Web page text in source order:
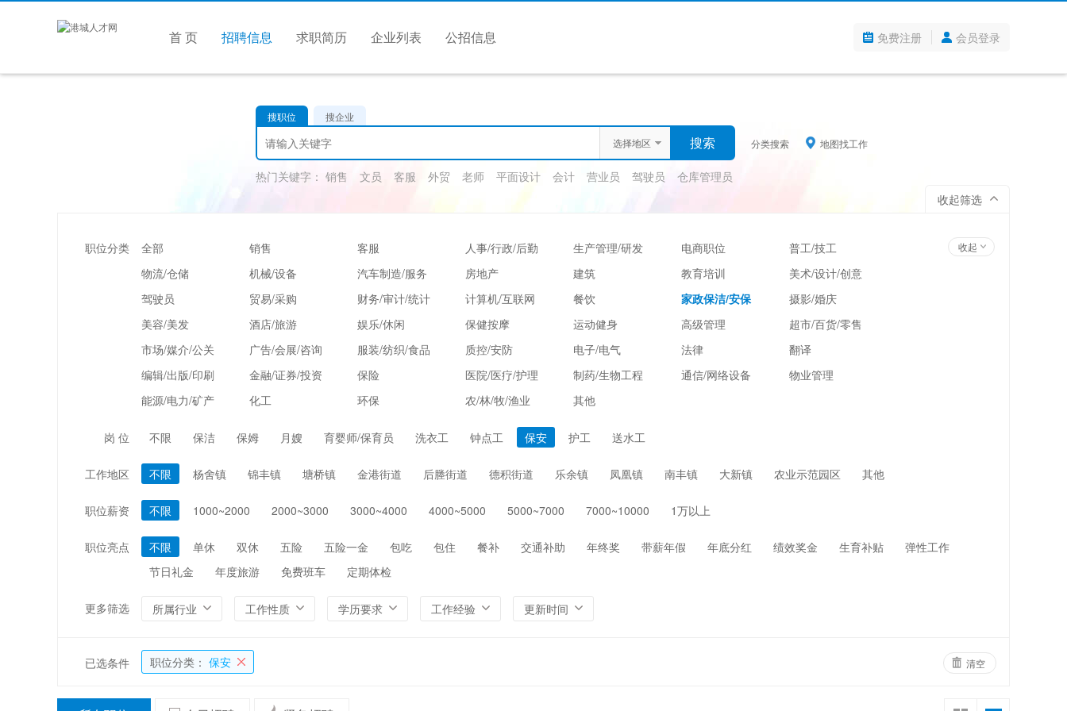
首 页 招聘信息 求职简历 企业列表 公招信息 免费注册 会员登录
搜职位
搜企业
选择地区
分类搜索 地图找工作
热门关键字： 销售 文员 客服 外贸 老师 平面设计 会计 营业员 驾驶员
仓库管理员
收起筛选
职位分类 全部 销售 客服 人事/行政/后勤 生产管理/研发 电商职位
普工/技工
物流/仓储
机械/设备 汽车制造/服务 房地产 建筑 教育培训
美术/设计/创意
驾驶员
贸易/采购 财务/审计/统计 计算机/互联网 餐饮 家政保洁/安保
摄影/婚庆
美容/美发
酒店/旅游 娱乐/休闲 保健按摩 运动健身 高级管理
超市/百货/零售
市场/媒介/公关
广告/会展/咨询 服装/纺织/食品 质控/安防 电子/电气 法律
翻译
编辑/出版/印刷
金融/证券/投资 保险 医院/医疗/护理 制药/生物工程 通信/网络设备
物业管理
能源/电力/矿产
化工 环保 农/林/牧/渔业 其他
收起
岗 位 不限 保洁 保姆 月嫂 育婴师/保育员 洗衣工 钟点工 保安 护工 送水工
工作地区 不限 杨舍镇 锦丰镇 塘桥镇 金港街道 后塍街道 德积街道 乐余镇 凤凰镇 南丰镇 大新镇 农业示范园区 其他
职位薪资 不限 1000~2000 2000~3000 3000~4000 4000~5000 5000~7000 7000~10000 1万以上
职位亮点 不限 单休 双休 五险 五险一金 包吃 包住 餐补 交通补助 年终奖 带薪年假 年底分红 绩效奖金 生育补贴
弹性工作
节日礼金
年度旅游 免费班车 定期体检
更多筛选 所属行业 工作性质 学历要求 工作经验 更新时间
已选条件 职位分类： 保安 清空